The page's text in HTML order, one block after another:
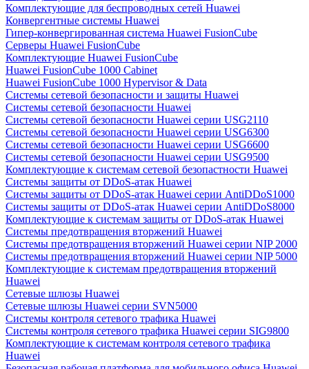
Комплектующие для беспроводных сетей Huawei
Конвергентные системы Huawei
Гипер-конвергированная система Huawei FusionCube
Серверы Huawei FusionCube
Комплектующие Huawei FusionCube
Huawei FusionCube 1000 Cabinet
Huawei FusionCube 1000 Hypervisor & Data
Системы сетевой безопасности и защиты Huawei
Системы сетевой безопасности Huawei
Системы сетевой безопасности Huawei серии USG2110
Системы сетевой безопасности Huawei серии USG6300
Системы сетевой безопасности Huawei серии USG6600
Системы сетевой безопасности Huawei серии USG9500
Комплектующие к системам сетевой безопастности Huawei
Системы защиты от DDoS-атак Huawei
Системы защиты от DDoS-атак Huawei серии AntiDDoS1000
Системы защиты от DDoS-атак Huawei серии AntiDDoS8000
Комплектующие к системам защиты от DDoS-атак Huawei
Системы предотвращения вторжений Huawei
Системы предотвращения вторжений Huawei серии NIP 2000
Системы предотвращения вторжений Huawei серии NIP 5000
Комплектующие к системам предотвращения вторжений
Huawei
Сетевые шлюзы Huawei
Сетевые шлюзы Huawei серии SVN5000
Системы контроля сетевого трафика Huawei
Системы контроля сетевого трафика Huawei серии SIG9800
Комплектующие к системам контроля сетевого трафика
Huawei